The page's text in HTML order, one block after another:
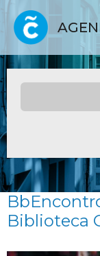
Biblioteca